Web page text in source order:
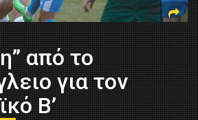
από το
για τον
Β’